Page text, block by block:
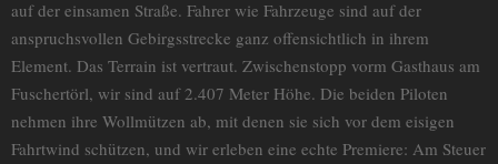
auf der einsamen Straße. Fahrer wie Fahrzeuge sind auf der
anspruchsvollen Gebirgsstrecke ganz offensichtlich in ihrem
Element. Das Terrain ist vertraut. Zwischenstopp vorm Gasthaus am
Fuschertörl, wir sind auf 2.407 Meter Höhe. Die beiden Piloten
nehmen ihre Wollmützen ab, mit denen sie sich vor dem eisigen
Fahrtwind schützen, und wir erleben eine echte Premiere: Am Steuer